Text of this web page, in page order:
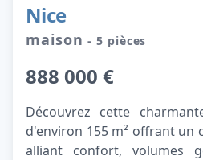
Nice
maison- 5 pièces
888 000 €
Découvrez cette
d'environ 155 m² offrant un
alliant confort, volumes